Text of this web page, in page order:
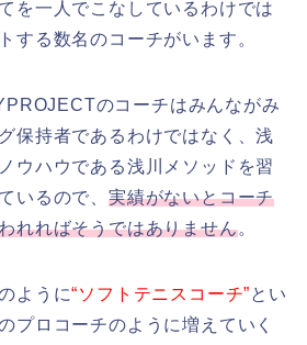
を一人でこなしているわけでは
する数名のコーチがいます。
のコーチはみんながみ
保持者であるわけではなく、浅
ウハウである浅川メソッドを習
いるので、実績がないとコーチ
れればそうではありません。
ように“ソフトテニスコーチ”とい
プロコーチのように増えていく